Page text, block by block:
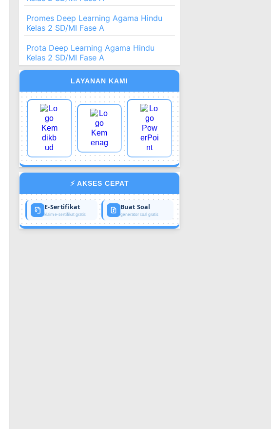
Promes Deep Learning Agama Hindu
Kelas 2 SD/MI Fase A
Prota Deep Learning Agama Hindu
Kelas 2 SD/MI Fase A
LAYANAN KAMI
⚡ AKSES CEPAT
E-Sertifikat
klaim e-sertifikat gratis
Buat Soal
generator soal gratis